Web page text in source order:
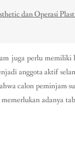
dan Operasi
juga perlu memiliki
anggota aktif
calon peminjam
adanya